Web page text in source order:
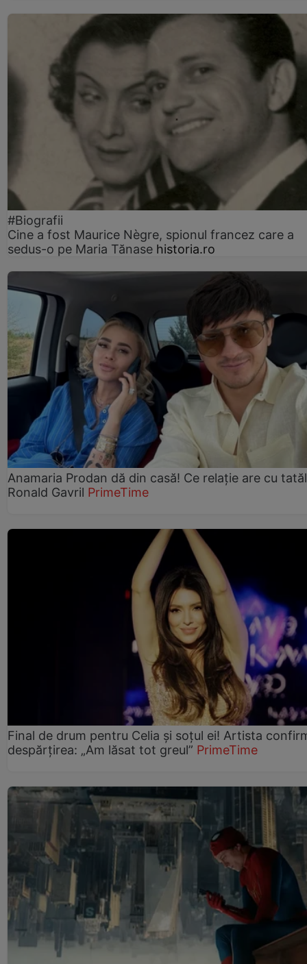
#Biografii
Cine a fost Maurice Nègre, spionul francez care a
sedus-o pe Maria Tănase historia.ro
Anamaria Prodan dă din casă! Ce relație are cu
Ronald Gavril PrimeTime
Final de drum pentru Celia și soțul ei! Artista
despărțirea: „Am lăsat tot greul” PrimeTime